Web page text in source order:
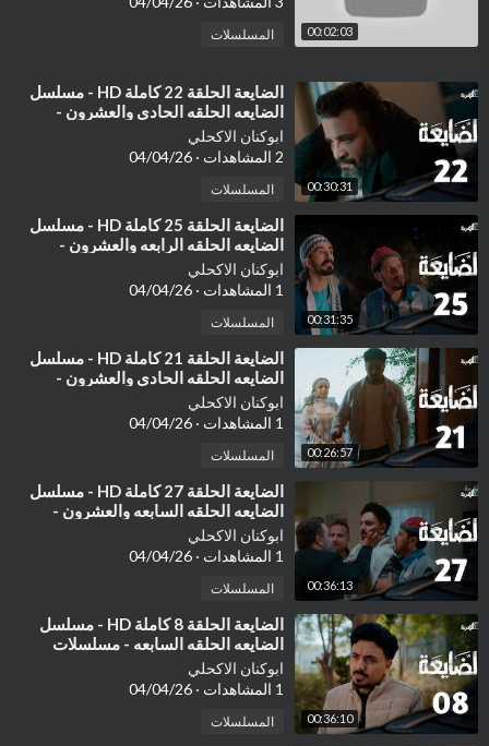
انستجرام
فيسبوك
https://www.facebook.com/SherifNabilTravels
تيكتوك
https://www.tiktok.com/@sherifnabiltravels
سناب
https://www.snapchat.com/add/sheriftravels
00:02:03 المسلسلات
00:30:31
⁣الضايعة الحلقة 22 كاملة HD - مسلسل
الضايعه الحلقه الحادي والعشرون -
مسلسلات رمضان 2026 يمنيه يمني ٢٢
ابوكنان الاكحلي
2 المشاهدات
·
المسلسلات
00:31:35
⁣الضايعة الحلقة 25 كاملة HD - مسلسل
الضايعه الحلقه الرابعه والعشرون -
مسلسلات رمان 2026 يمنيه يمني ٢٥
ابوكنان الاكحلي
1 المشاهدات
·
المسلسلات
00:26:57
⁣الضايعة الحلقة 21 كاملة HD - مسلسل
الضايعه الحلقه الحادي والعشرون -
مسلسلات رمضان 2026 يمنيه يمني ٢١
ابوكنان الاكحلي
1 المشاهدات
·
المسلسلات
00:36:13
⁣الضايعة الحلقة 27 كاملة HD - مسلسل
الضايعه الحلقه السابعه والعشرون -
مسلسلات رمان 2026 يمنيه يمني ٢٧
ابوكنان الاكحلي
1 المشاهدات
·
المسلسلات
00:36:10
⁣الضايعة الحلقة 8 كاملة HD - مسلسل
الضايعه الحلقه السابعه - مسلسلات
رمضان 2026 يمنيه يمني- رغد الملكي
ابوكنان الاكحلي
1 المشاهدات
·
المسلسلات